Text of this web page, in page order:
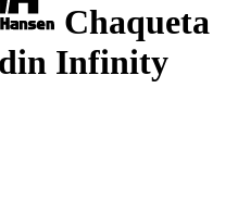
Chaqueta
Infinity